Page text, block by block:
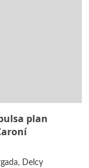
plan
Delcy